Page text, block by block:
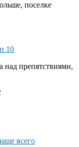
поселке
10
над препятствиями,
всего